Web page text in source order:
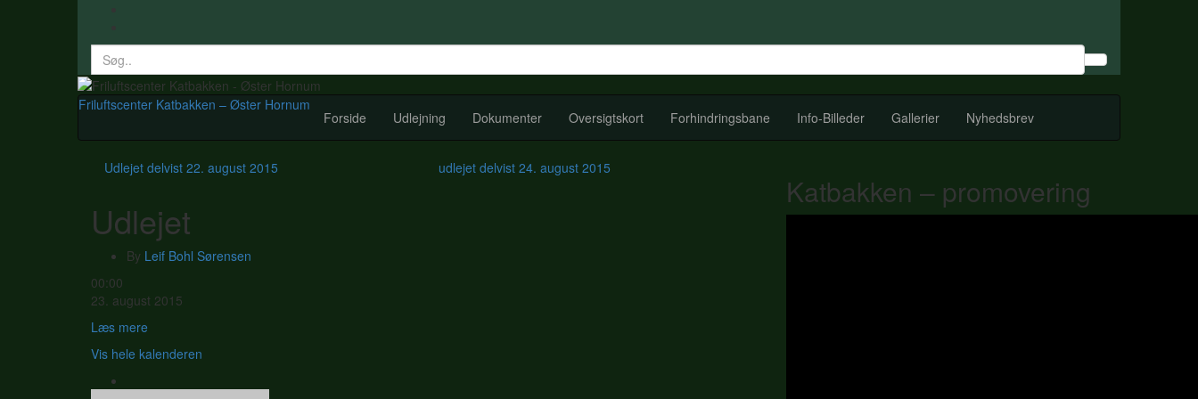
Search
for:
Friluftscenter Katbakken – Øster Hornum
Forside Udlejning Dokumenter Oversigtskort Forhindringsbane Info-Billeder Gallerier Nyhedsbrev
Udlejet delvist 22. august 2015 udlejet delvist 24. august 2015
Udlejet
By Leif Bohl Sørensen
Udlejet
00:00
23. august 2015
Læs mere
Vis hele kalenderen
Katbakken – promovering